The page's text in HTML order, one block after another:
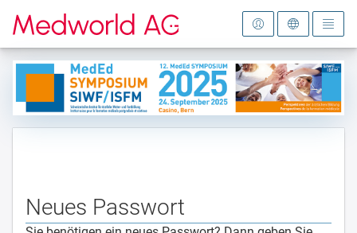
Zur Startseite
Neues Passwort